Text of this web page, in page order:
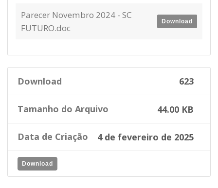
Parecer Novembro 2024 - SC
FUTURO.doc
Download
Download 623
Tamanho do Arquivo 44.00 KB
Data de Criação 4 de fevereiro de 2025
Download